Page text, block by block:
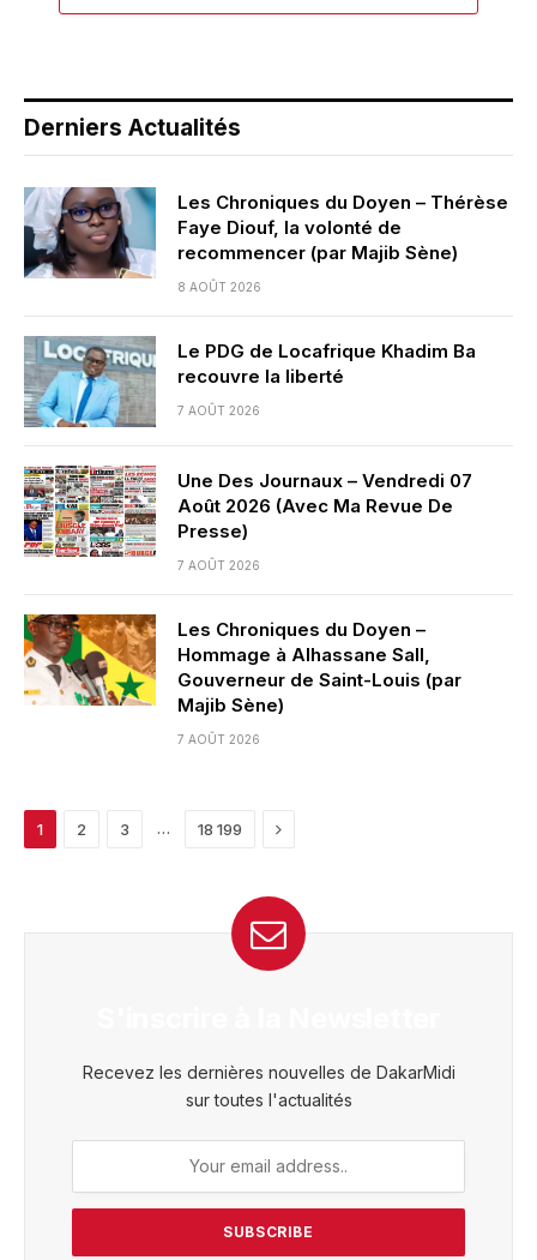
Derniers Actualités
Les Chroniques du Doyen – Thérèse
Faye Diouf, la volonté de
recommencer (par Majib Sène)
8 AOÛT 2026
Le PDG de Locafrique Khadim Ba
recouvre la liberté
7 AOÛT 2026
Une Des Journaux – Vendredi 07
Août 2026 (Avec Ma Revue De
Presse)
7 AOÛT 2026
Les Chroniques du Doyen –
Hommage à Alhassane Sall,
Gouverneur de Saint-Louis (par
Majib Sène)
7 AOÛT 2026
1 2 3 … 18 199 Next
Recevez les dernières nouvelles de DakarMidi
sur toutes l'actualités